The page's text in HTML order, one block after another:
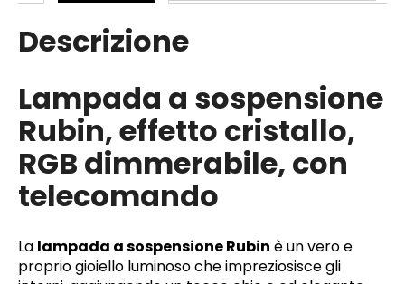
Descrizione
Lampada a sospensione
Rubin, effetto cristallo,
RGB dimmerabile, con
telecomando
La lampada a sospensione Rubin è un vero e
proprio gioiello luminoso che impreziosisce gli